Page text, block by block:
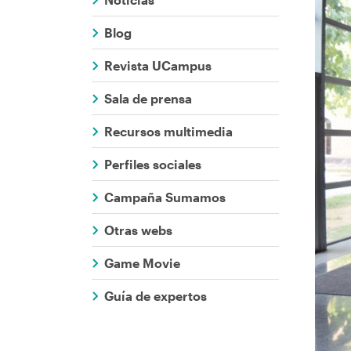
ayuda
a
la
navegación
Blog
Revista UCampus
Sala de prensa
Recursos multimedia
Perfiles sociales
Campaña Sumamos
Otras webs
Game Movie
Guía de expertos